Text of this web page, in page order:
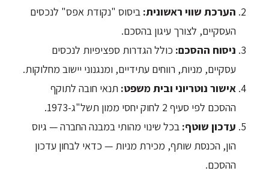
הערכת שווי ראשונית: ביסוס "נקודת אפס" לנכסים
העסקיים, לצורך עיגון בהסכם.
ניסוח ההסכם: כולל הגדרות ספציפיות לנכסים
עסקיים, מניות, רווחים עתידיים, ומנגנוני יישוב מחלוקות.
אישור נוטריוני ובית משפט: תנאי חובה לתוקף
ההסכם לפי סעיף 2 לחוק יחסי ממון תשל"ג-1973.
עדכון שוטף: בכל שינוי מהותי במבנה החברה — גיוס
הון, הכנסת שותף, מכירת מניות — כדאי לבחון עדכון
ההסכם.